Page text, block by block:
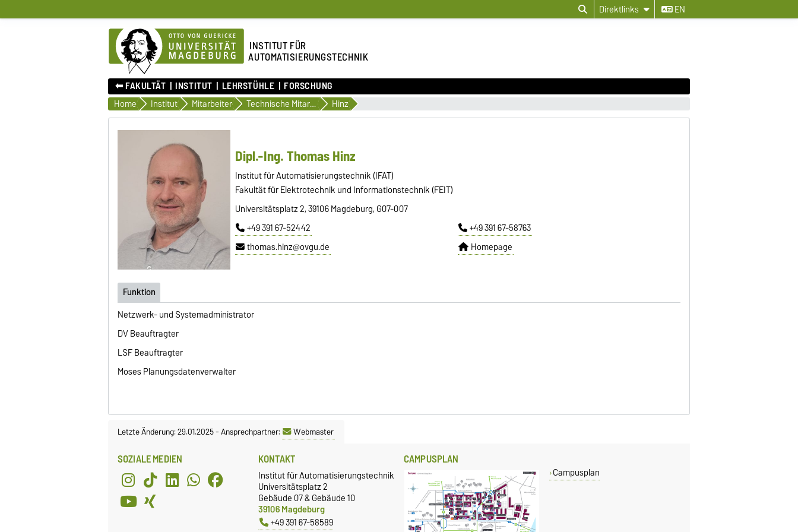
Direktlinks EN
INSTITUT FÜR
AUTOMATISIERUNGSTECHNIK
⬅︎ FAKULTÄT INSTITUT LEHRSTÜHLE FORSCHUNG
Home Institut Mitarbeiter Technische Mitarbeiter Hinz
Dipl.-Ing. Thomas Hinz
Institut für Automatisierungstechnik (IFAT)
Fakultät für Elektrotechnik und Informationstechnik (FEIT)
Universitätsplatz 2, 39106 Magdeburg, G07-007
+49 391 67-52442
+49 391 67-58763
thomas.hinz@ovgu.de
Homepage
Funktion
Netzwerk- und Systemadministrator
DV Beauftragter
LSF Beauftragter
Moses Planungsdatenverwalter
Letzte Änderung: 29.01.2025-Ansprechpartner: Webmaster
SOZIALE MEDIEN KONTAKT
Institut für Automatisierungstechnik
Universitätsplatz 2
Gebäude 07 & Gebäude 10
39106 Magdeburg
+49 391 67-58589
CAMPUSPLAN
Campusplan